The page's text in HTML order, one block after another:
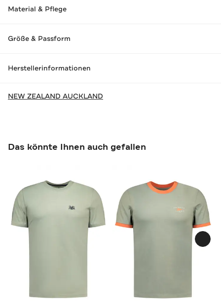
Material & Pflege
Größe & Passform
Herstellerinformationen
NEW ZEALAND AUCKLAND
Das könnte Ihnen auch gefallen